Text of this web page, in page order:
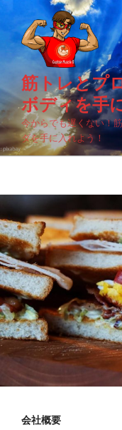
へ
ス
キ
ッ
筋トレとプ
ボディを手
今からでも遅くない！
ダを手に入れよう！
会社概要